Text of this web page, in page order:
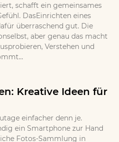
schafft ein gemeinsames
DasEinrichten eines
überraschend gut. Die
aber genau das macht
Verstehen und
Kreative Ideen für
einfacher denn je.
ein Smartphone zur Hand
Fotos-Sammlung in